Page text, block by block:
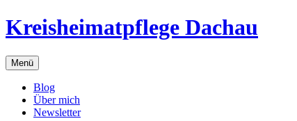
Zum
Inhalt
Kreisheimatpflege Dachau
Menü
Blog
Über mich
Newsletter